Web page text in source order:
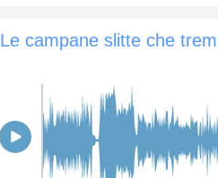
Le campane slitte che